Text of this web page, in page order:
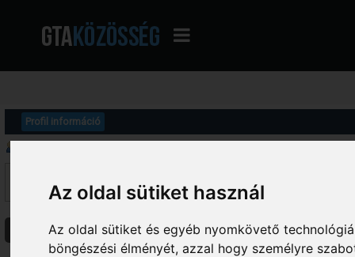
Az oldal sütiket használ
Az oldal sütiket és egyéb nyomkövető
böngészési élményét, azzal hogy személyre
Profil információ
fórumokba írt hozzászólásokat látod, amelyekhez hozzáférésed van.
Üzenetek Témák Csatolmányok